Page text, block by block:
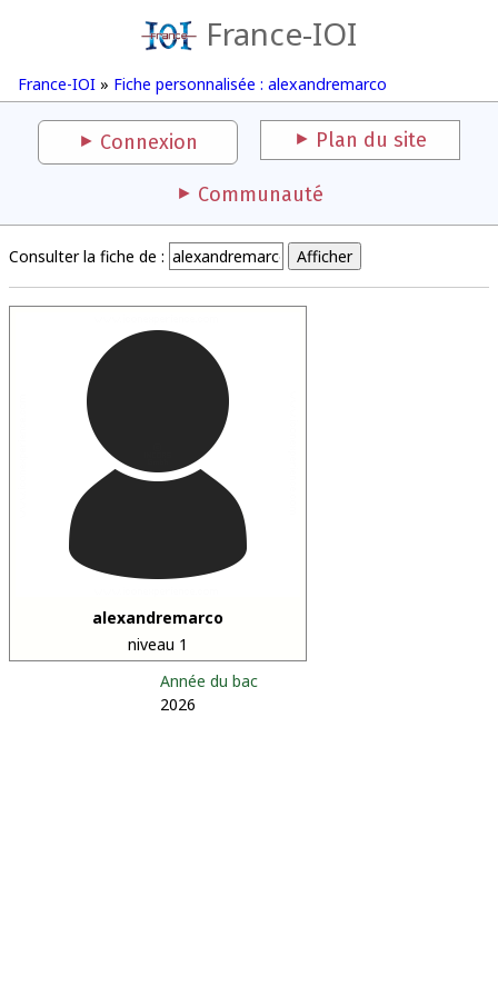
France-IOI
France-IOI » Fiche personnalisée : alexandremarco
Connexion Plan du site
Communauté
Consulter la fiche de :
alexandremarco
niveau 1
Année du bac
2026